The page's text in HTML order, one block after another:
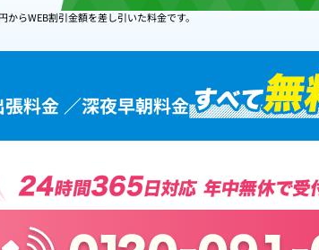
らWEB割引金額を差し引いた料金です。
料金 ／深夜早朝料金